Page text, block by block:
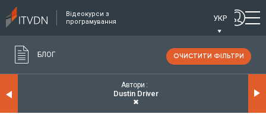
Відеокурси з
програмування
УКР
БЛОГ ОЧИСТИТИ ФІЛЬТРИ
Автори
Dustin Driver
✖